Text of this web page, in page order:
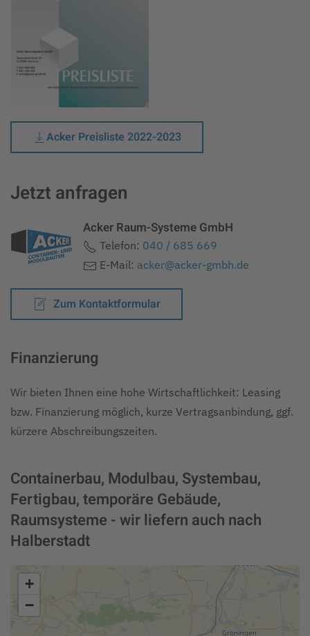
Acker Preisliste 2022-2023
Jetzt anfragen
Acker Raum-Systeme GmbH
Telefon: 040 / 685 669
E-Mail: acker@acker-gmbh.de
Zum Kontaktformular
Finanzierung
Wir bieten Ihnen eine hohe Wirtschaftlichkeit: Leasing
bzw. Finanzierung möglich, kurze Vertragsanbindung, ggf.
kürzere Abschreibungszeiten.
Containerbau, Modulbau, Systembau,
Fertigbau, temporäre Gebäude,
Raumsysteme - wir liefern auch nach
Halberstadt
+
−